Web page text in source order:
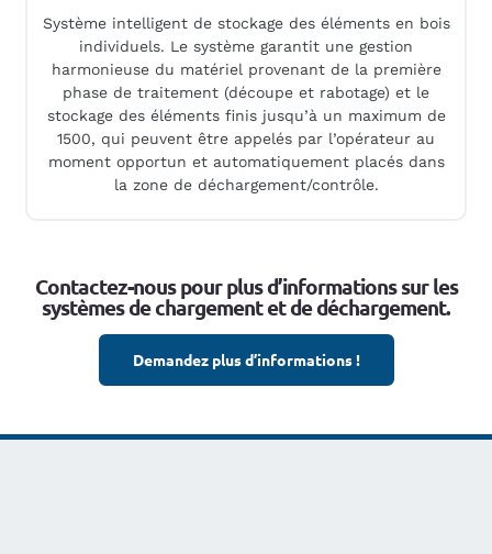
Système intelligent de stockage des éléments en bois
individuels. Le système garantit une gestion
harmonieuse du matériel provenant de la première
phase de traitement (découpe et rabotage) et le
stockage des éléments finis jusqu’à un maximum de
1500, qui peuvent être appelés par l’opérateur au
moment opportun et automatiquement placés dans
la zone de déchargement/contrôle.
Contactez-nous pour plus d’informations sur les
systèmes de chargement et de déchargement.
Demandez plus d’informations !